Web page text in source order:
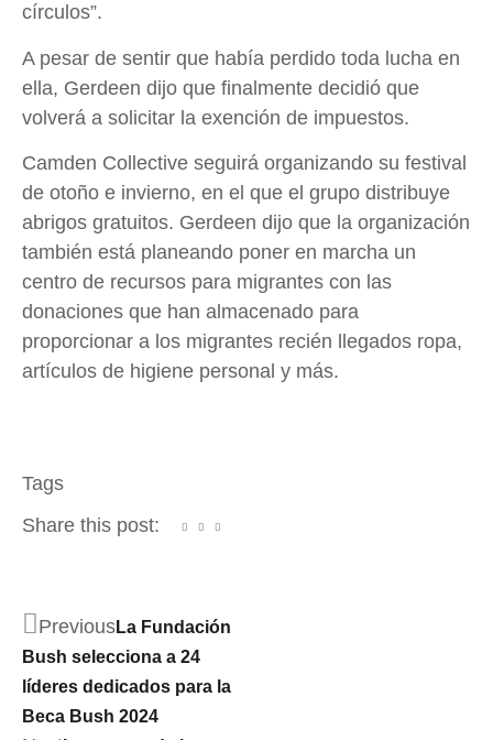
círculos”.
A pesar de sentir que había perdido toda lucha en
ella, Gerdeen dijo que finalmente decidió que
volverá a solicitar la exención de impuestos.
Camden Collective seguirá organizando su festival
de otoño e invierno, en el que el grupo distribuye
abrigos gratuitos. Gerdeen dijo que la organización
también está planeando poner en marcha un
centro de recursos para migrantes con las
donaciones que han almacenado para
proporcionar a los migrantes recién llegados ropa,
artículos de higiene personal y más.
Tags
Share this post:
PreviousLa Fundación
Bush selecciona a 24
líderes dedicados para la
Beca Bush 2024